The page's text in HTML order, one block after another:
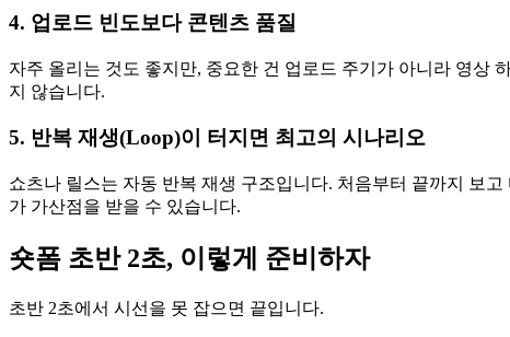
4. 업로드 빈도보다 콘텐츠 품질
자주 올리는 것도 좋지만, 중요한 건 업로드 주기가 아니라 영상
지 않습니다.
5. 반복 재생(Loop)이 터지면 최고의 시나리오
쇼츠나 릴스는 자동 반복 재생 구조입니다. 처음부터 끝까지 보
가 가산점을 받을 수 있습니다.
숏폼 초반 2초, 이렇게 준비하자
초반 2초에서 시선을 못 잡으면 끝입니다.